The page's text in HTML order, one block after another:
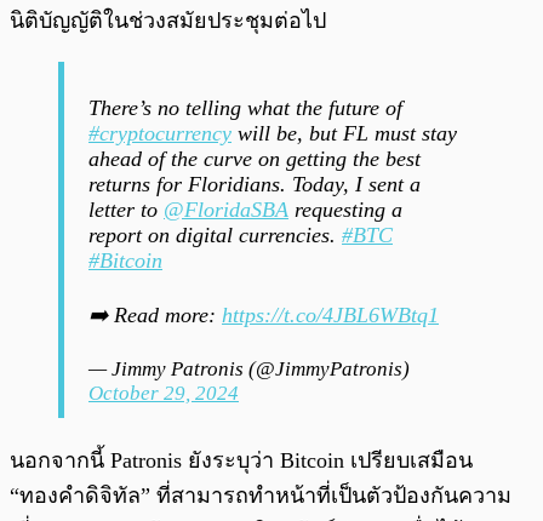
นิติบัญญัติในช่วงสมัยประชุมต่อไป
There’s no telling what the future of
#cryptocurrency will be, but FL must stay
ahead of the curve on getting the best
returns for Floridians. Today, I sent a
letter to @FloridaSBA requesting a
report on digital currencies. #BTC
#Bitcoin
➡️ Read more: https://t.co/4JBL6WBtq1
— Jimmy Patronis (@JimmyPatronis)
October 29, 2024
นอกจากนี้ Patronis ยังระบุว่า Bitcoin เปรียบเสมือน
“ทองคำดิจิทัล” ที่สามารถทำหน้าที่เป็นตัวป้องกันความ